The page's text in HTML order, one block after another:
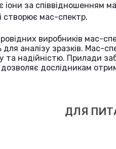
іони за співвідношенням
створює мас-спектр.
виробників мас-
для аналізу зразків. Мас-
та надійністю. Прилади
дозволяє дослідникам
ДЛЯ